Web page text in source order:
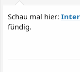
Schau mal hier:
fündig.